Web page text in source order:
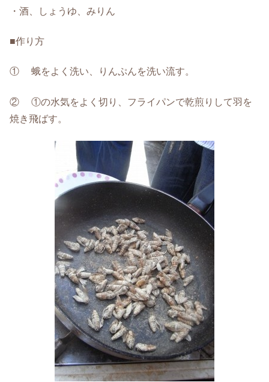
・酒、しょうゆ、みりん
■作り方
① 蛾をよく洗い、りんぷんを洗い流す。
② ①の水気をよく切り、フライパンで乾煎りして羽を
焼き飛ばす。